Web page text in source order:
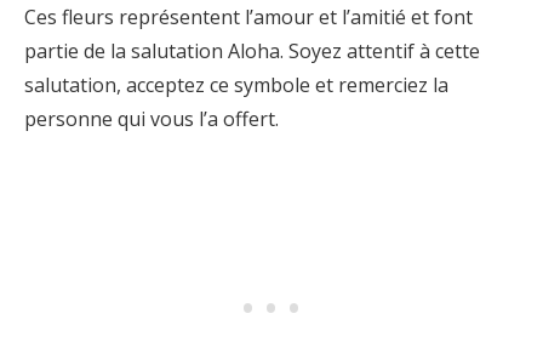
Ces fleurs représentent l’amour et l’amitié et font
partie de la salutation Aloha. Soyez attentif à cette
salutation, acceptez ce symbole et remerciez la
personne qui vous l’a offert.